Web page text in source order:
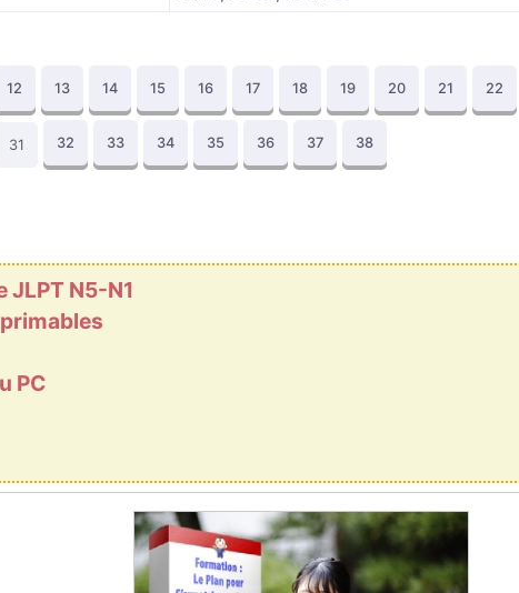
12 13 14 15 16 17 18 19 20 21 22
31 32 33 34 35 36 37 38
JLPT N5-N1
PC